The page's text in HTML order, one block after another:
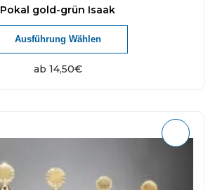
Pokal gold-grün Isaak
ab 14,50€
Ausführung Wählen